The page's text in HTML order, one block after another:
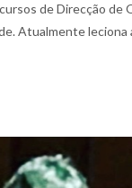
de Direcção de
Atualmente